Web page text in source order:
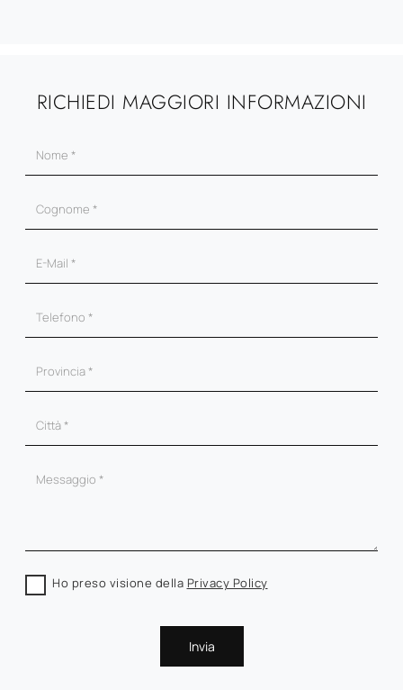
RICHIEDI MAGGIORI INFORMAZIONI
Ho preso visione della Privacy Policy
Invia